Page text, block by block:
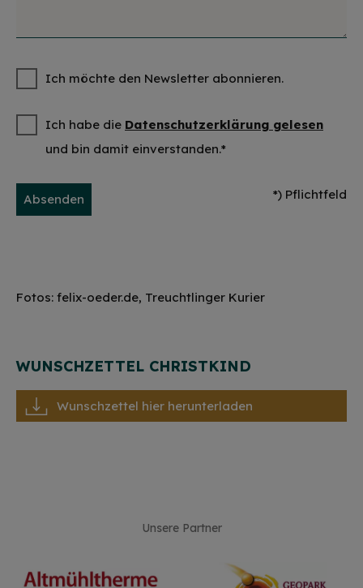
Ich möchte den Newsletter abonnieren.
Ich habe die Datenschutzerklärung gelesen
und bin damit einverstanden.*
Absenden *) Pflichtfeld
Fotos: felix-oeder.de, Treuchtlinger Kurier
WUNSCHZETTEL CHRISTKIND
Wunschzettel hier herunterladen
Unsere Partner